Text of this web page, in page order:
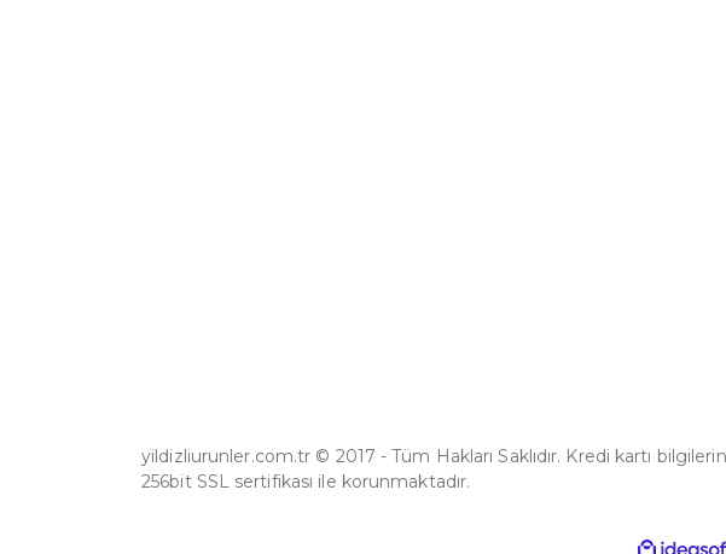
yildizliurunler.com.tr © 2017 - Tüm Hakları Saklıdır. Kredi kartı
256bit SSL sertifikası ile korunmaktadır.